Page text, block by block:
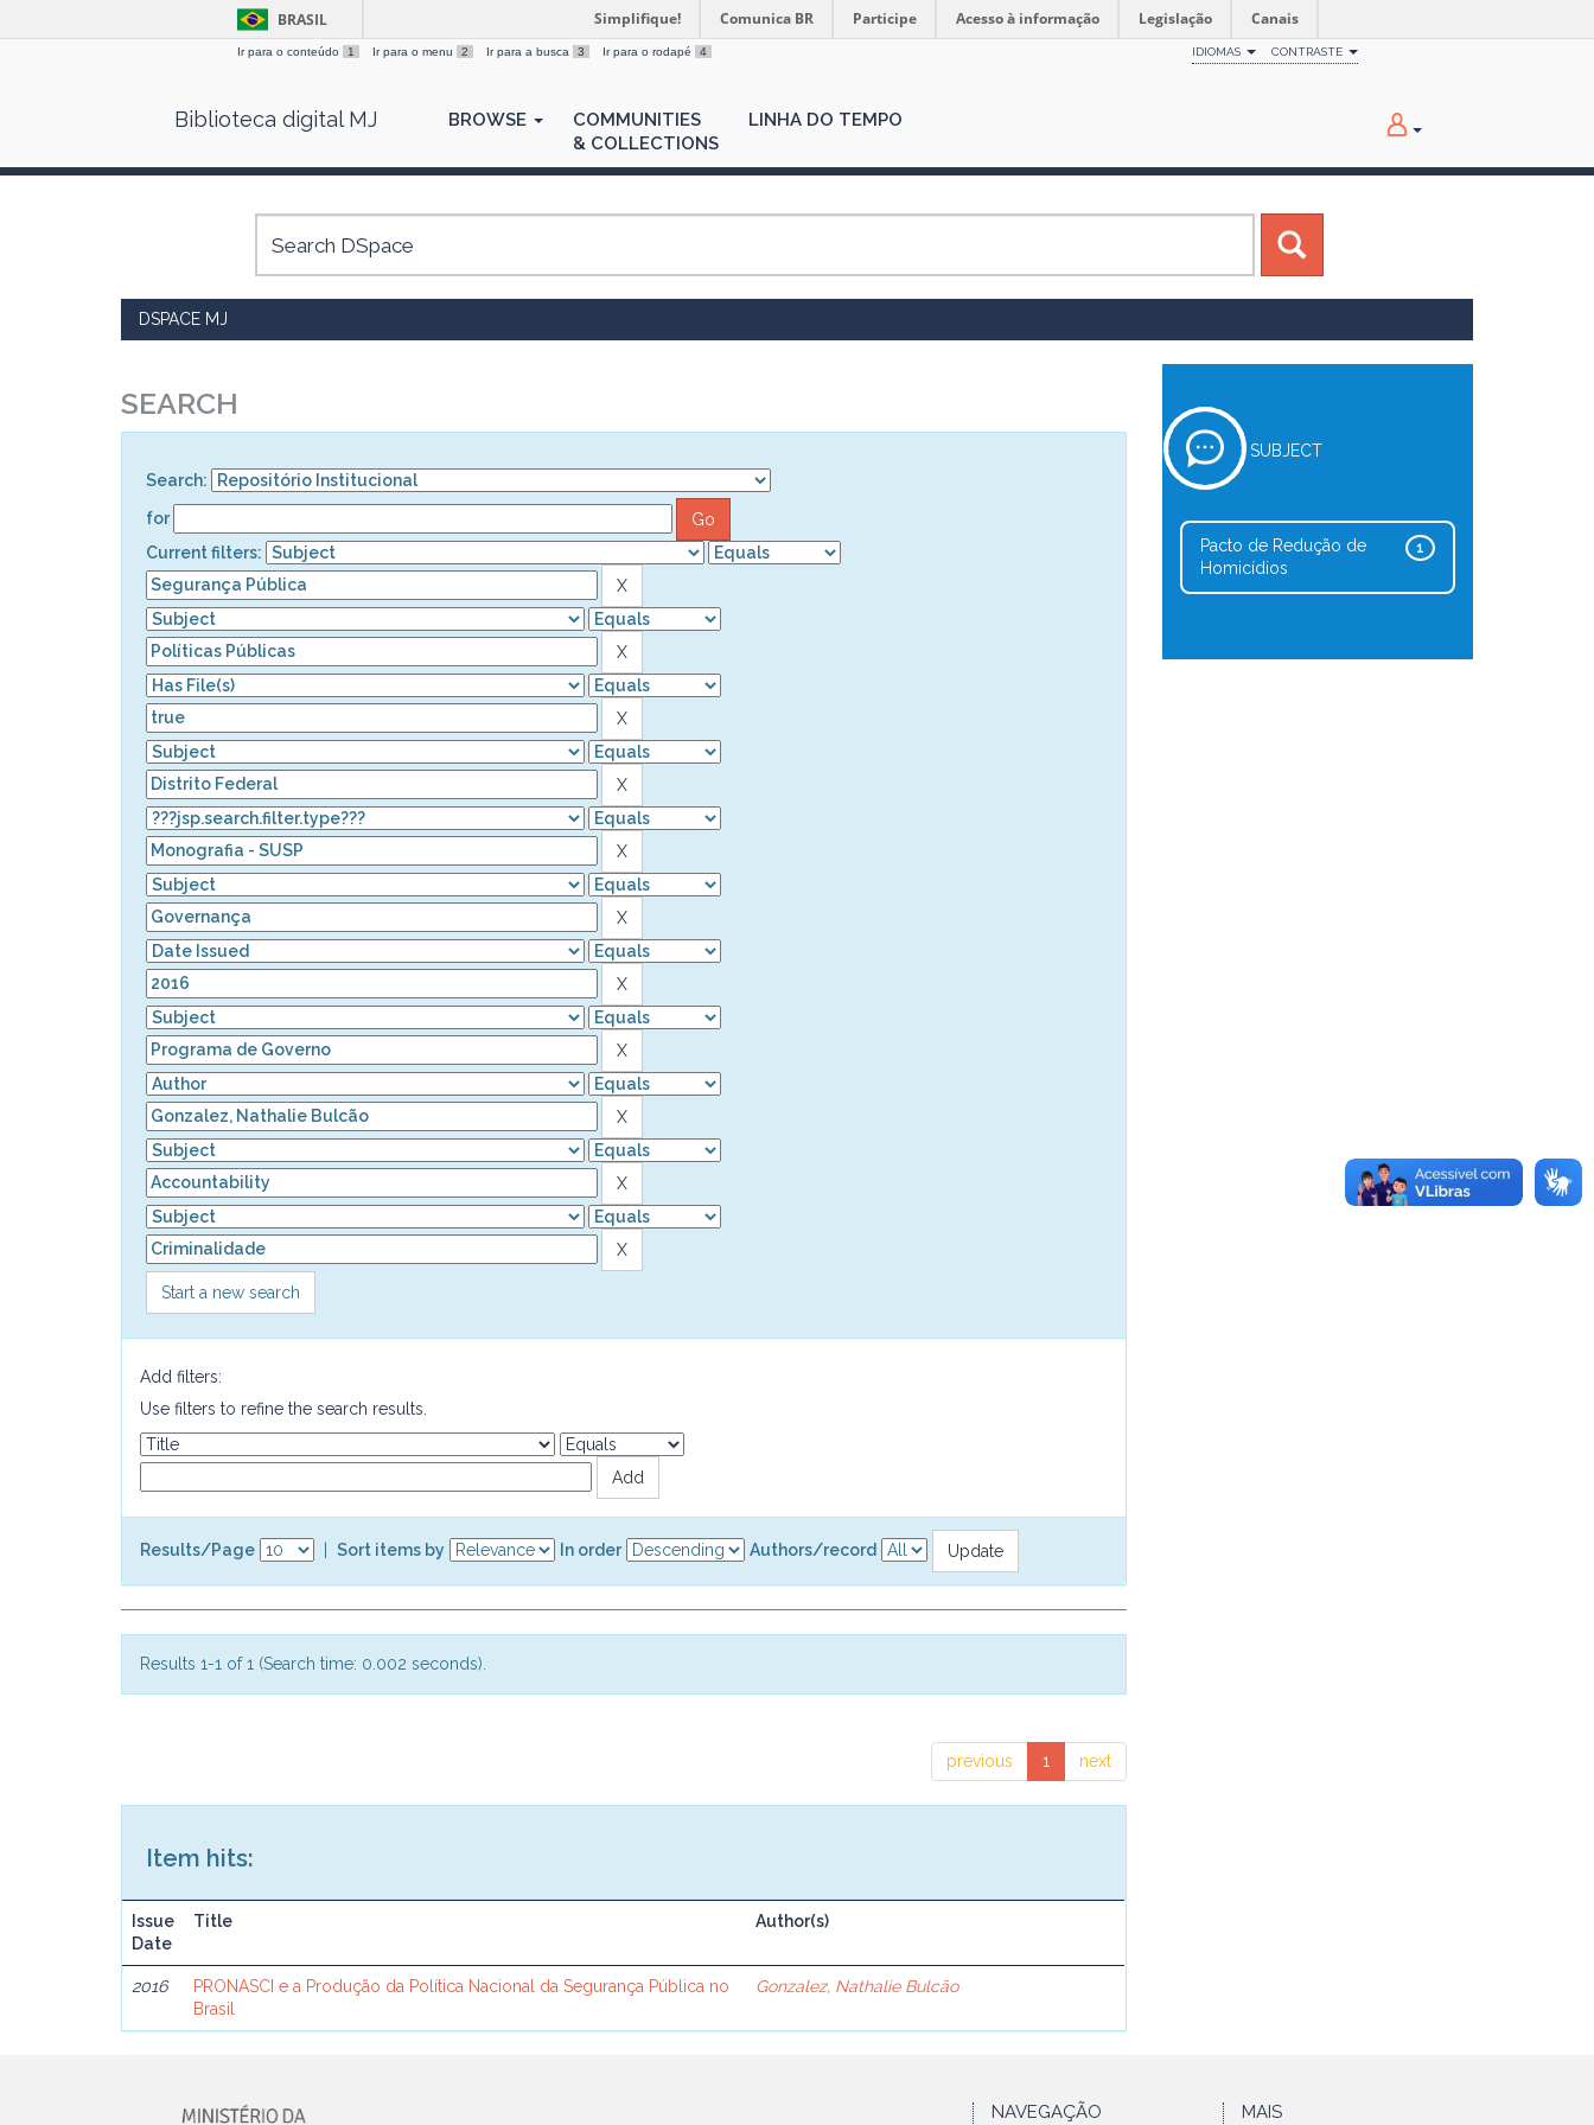
BRASIL Simplifique! Comunica BR Participe Acesso à informação Legislação Canais
Ir para o conteúdo 1 Ir para o menu 2 Ir para a busca 3 Ir para o rodapé 4 IDIOMAS CONTRASTE
Biblioteca digital MJ BROWSE
COMMUNITIES
& COLLECTIONS
LINHA DO TEMPO
DSPACE MJ
SEARCH
Search:
for
Current filters:
Start a new search
Add filters:
Use filters to refine the search results.
Results/Page Sort items by In order Authors/record
Results 1-1 of 1 (Search time: 0.002 seconds).
previous 1 next
Item hits:
Issue
Date
Title Author(s)
2016
PRONASCI e a Produção da Política Nacional da Segurança Pública no
Brasil
Gonzalez, Nathalie Bulcão
SUBJECT
1
Pacto de Redução de
Homicídios
NAVEGAÇÃO MAIS